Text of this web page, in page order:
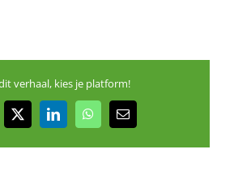
verhaal, kies je platform!
X LinkedInWhatsApp
E-